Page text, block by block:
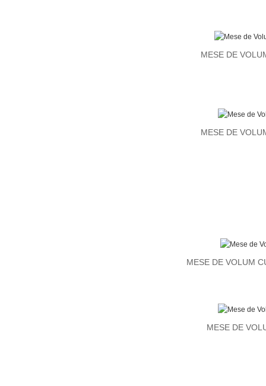
MESE DE
MESE DE
MESE DE VOLUM
MESE DE